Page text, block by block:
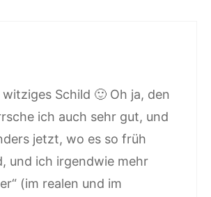
Schild 🙂 Oh ja, den
ich auch sehr gut, und
jetzt, wo es so früh
und ich irgendwie mehr
(im realen und im